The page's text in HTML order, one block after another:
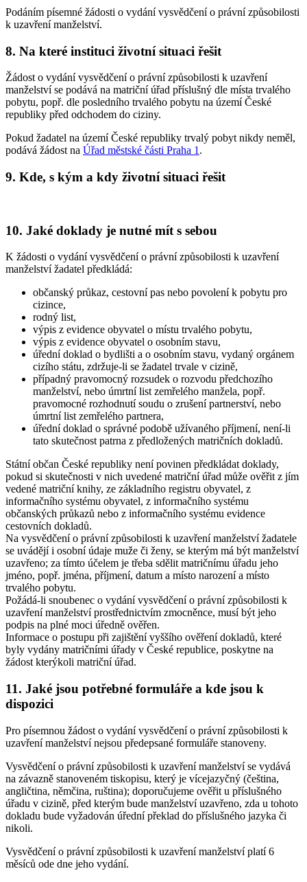
Podáním písemné žádosti o vydání vysvědčení o právní způsobilosti
k uzavření manželství.
8. Na které instituci životní situaci řešit
Žádost o vydání vysvědčení o právní způsobilosti k uzavření
manželství se podává na matriční úřad příslušný dle místa trvalého
pobytu, popř. dle posledního trvalého pobytu na území České
republiky před odchodem do ciziny.
Pokud žadatel na území České republiky trvalý pobyt nikdy neměl,
podává žádost na Úřad městské části Praha 1 .
9. Kde, s kým a kdy životní situaci řešit
10. Jaké doklady je nutné mít s sebou
K žádosti o vydání vysvědčení o právní způsobilosti k uzavření
manželství žadatel předkládá:
občanský průkaz, cestovní pas nebo povolení k pobytu pro
cizince,
rodný list,
výpis z evidence obyvatel o místu trvalého pobytu,
výpis z evidence obyvatel o osobním stavu,
úřední doklad o bydlišti a o osobním stavu, vydaný orgánem
cizího státu, zdržuje-li se žadatel trvale v cizině,
případný pravomocný rozsudek o rozvodu předchozího
manželství, nebo úmrtní list zemřelého manžela, popř.
pravomocné rozhodnutí soudu o zrušení partnerství, nebo
úmrtní list zemřelého partnera,
úřední doklad o správné podobě užívaného příjmení, není-li
tato skutečnost patrna z předložených matričních dokladů.
Státní občan České republiky není povinen předkládat doklady,
pokud si skutečnosti v nich uvedené matriční úřad může ověřit z jím
vedené matriční knihy, ze základního registru obyvatel, z
informačního systému obyvatel, z informačního systému
občanských průkazů nebo z informačního systému evidence
cestovních dokladů.
Na vysvědčení o právní způsobilosti k uzavření manželství žadatele
se uvádějí i osobní údaje muže či ženy, se kterým má být manželství
uzavřeno; za tímto účelem je třeba sdělit matričnímu úřadu jeho
jméno, popř. jména, příjmení, datum a místo narození a místo
trvalého pobytu.
Požádá-li snoubenec o vydání vysvědčení o právní způsobilosti k
uzavření manželství prostřednictvím zmocněnce, musí být jeho
podpis na plné moci úředně ověřen.
Informace o postupu při zajištění vyššího ověření dokladů, které
byly vydány matričními úřady v České republice, poskytne na
žádost kterýkoli matriční úřad.
11. Jaké jsou potřebné formuláře a kde jsou k
dispozici
Pro písemnou žádost o vydání vysvědčení o právní způsobilosti k
uzavření manželství nejsou předepsané formuláře stanoveny.
Vysvědčení o právní způsobilosti k uzavření manželství se vydává
na závazně stanoveném tiskopisu, který je vícejazyčný (čeština,
angličtina, němčina, ruština); doporučujeme ověřit u příslušného
úřadu v cizině, před kterým bude manželství uzavřeno, zda u tohoto
dokladu bude vyžadován úřední překlad do příslušného jazyka či
nikoli.
Vysvědčení o právní způsobilosti k uzavření manželství platí 6
měsíců ode dne jeho vydání.